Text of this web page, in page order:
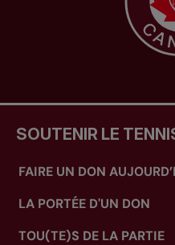
SOUTENIR LE
FAIRE UN DON
LA PORTÉE D'UN DON
TOU(TE)S DE LA PARTIE